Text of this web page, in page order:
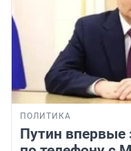
ПОЛИТИКА
Путин впервые